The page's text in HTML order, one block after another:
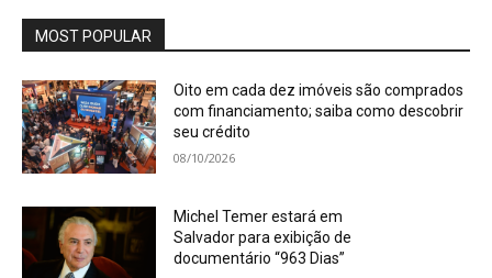
MOST POPULAR
Oito em cada dez imóveis são comprados
com financiamento; saiba como descobrir
seu crédito
08/10/2026
Michel Temer estará em
Salvador para exibição de
documentário “963 Dias”